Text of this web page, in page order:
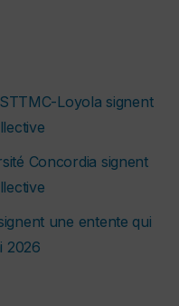
Loyola signent
Concordia signent
une entente qui
2026